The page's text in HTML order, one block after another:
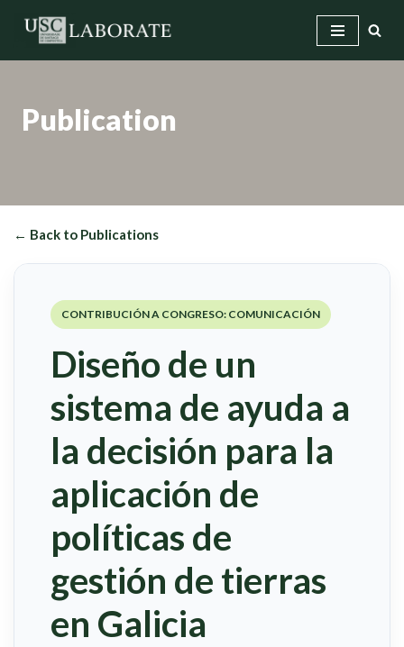
Publication
← Back to Publications
CONTRIBUCIÓN A CONGRESO: COMUNICACIÓN
Diseño de un
sistema de ayuda a
la decisión para la
aplicación de
políticas de
gestión de tierras
en Galicia